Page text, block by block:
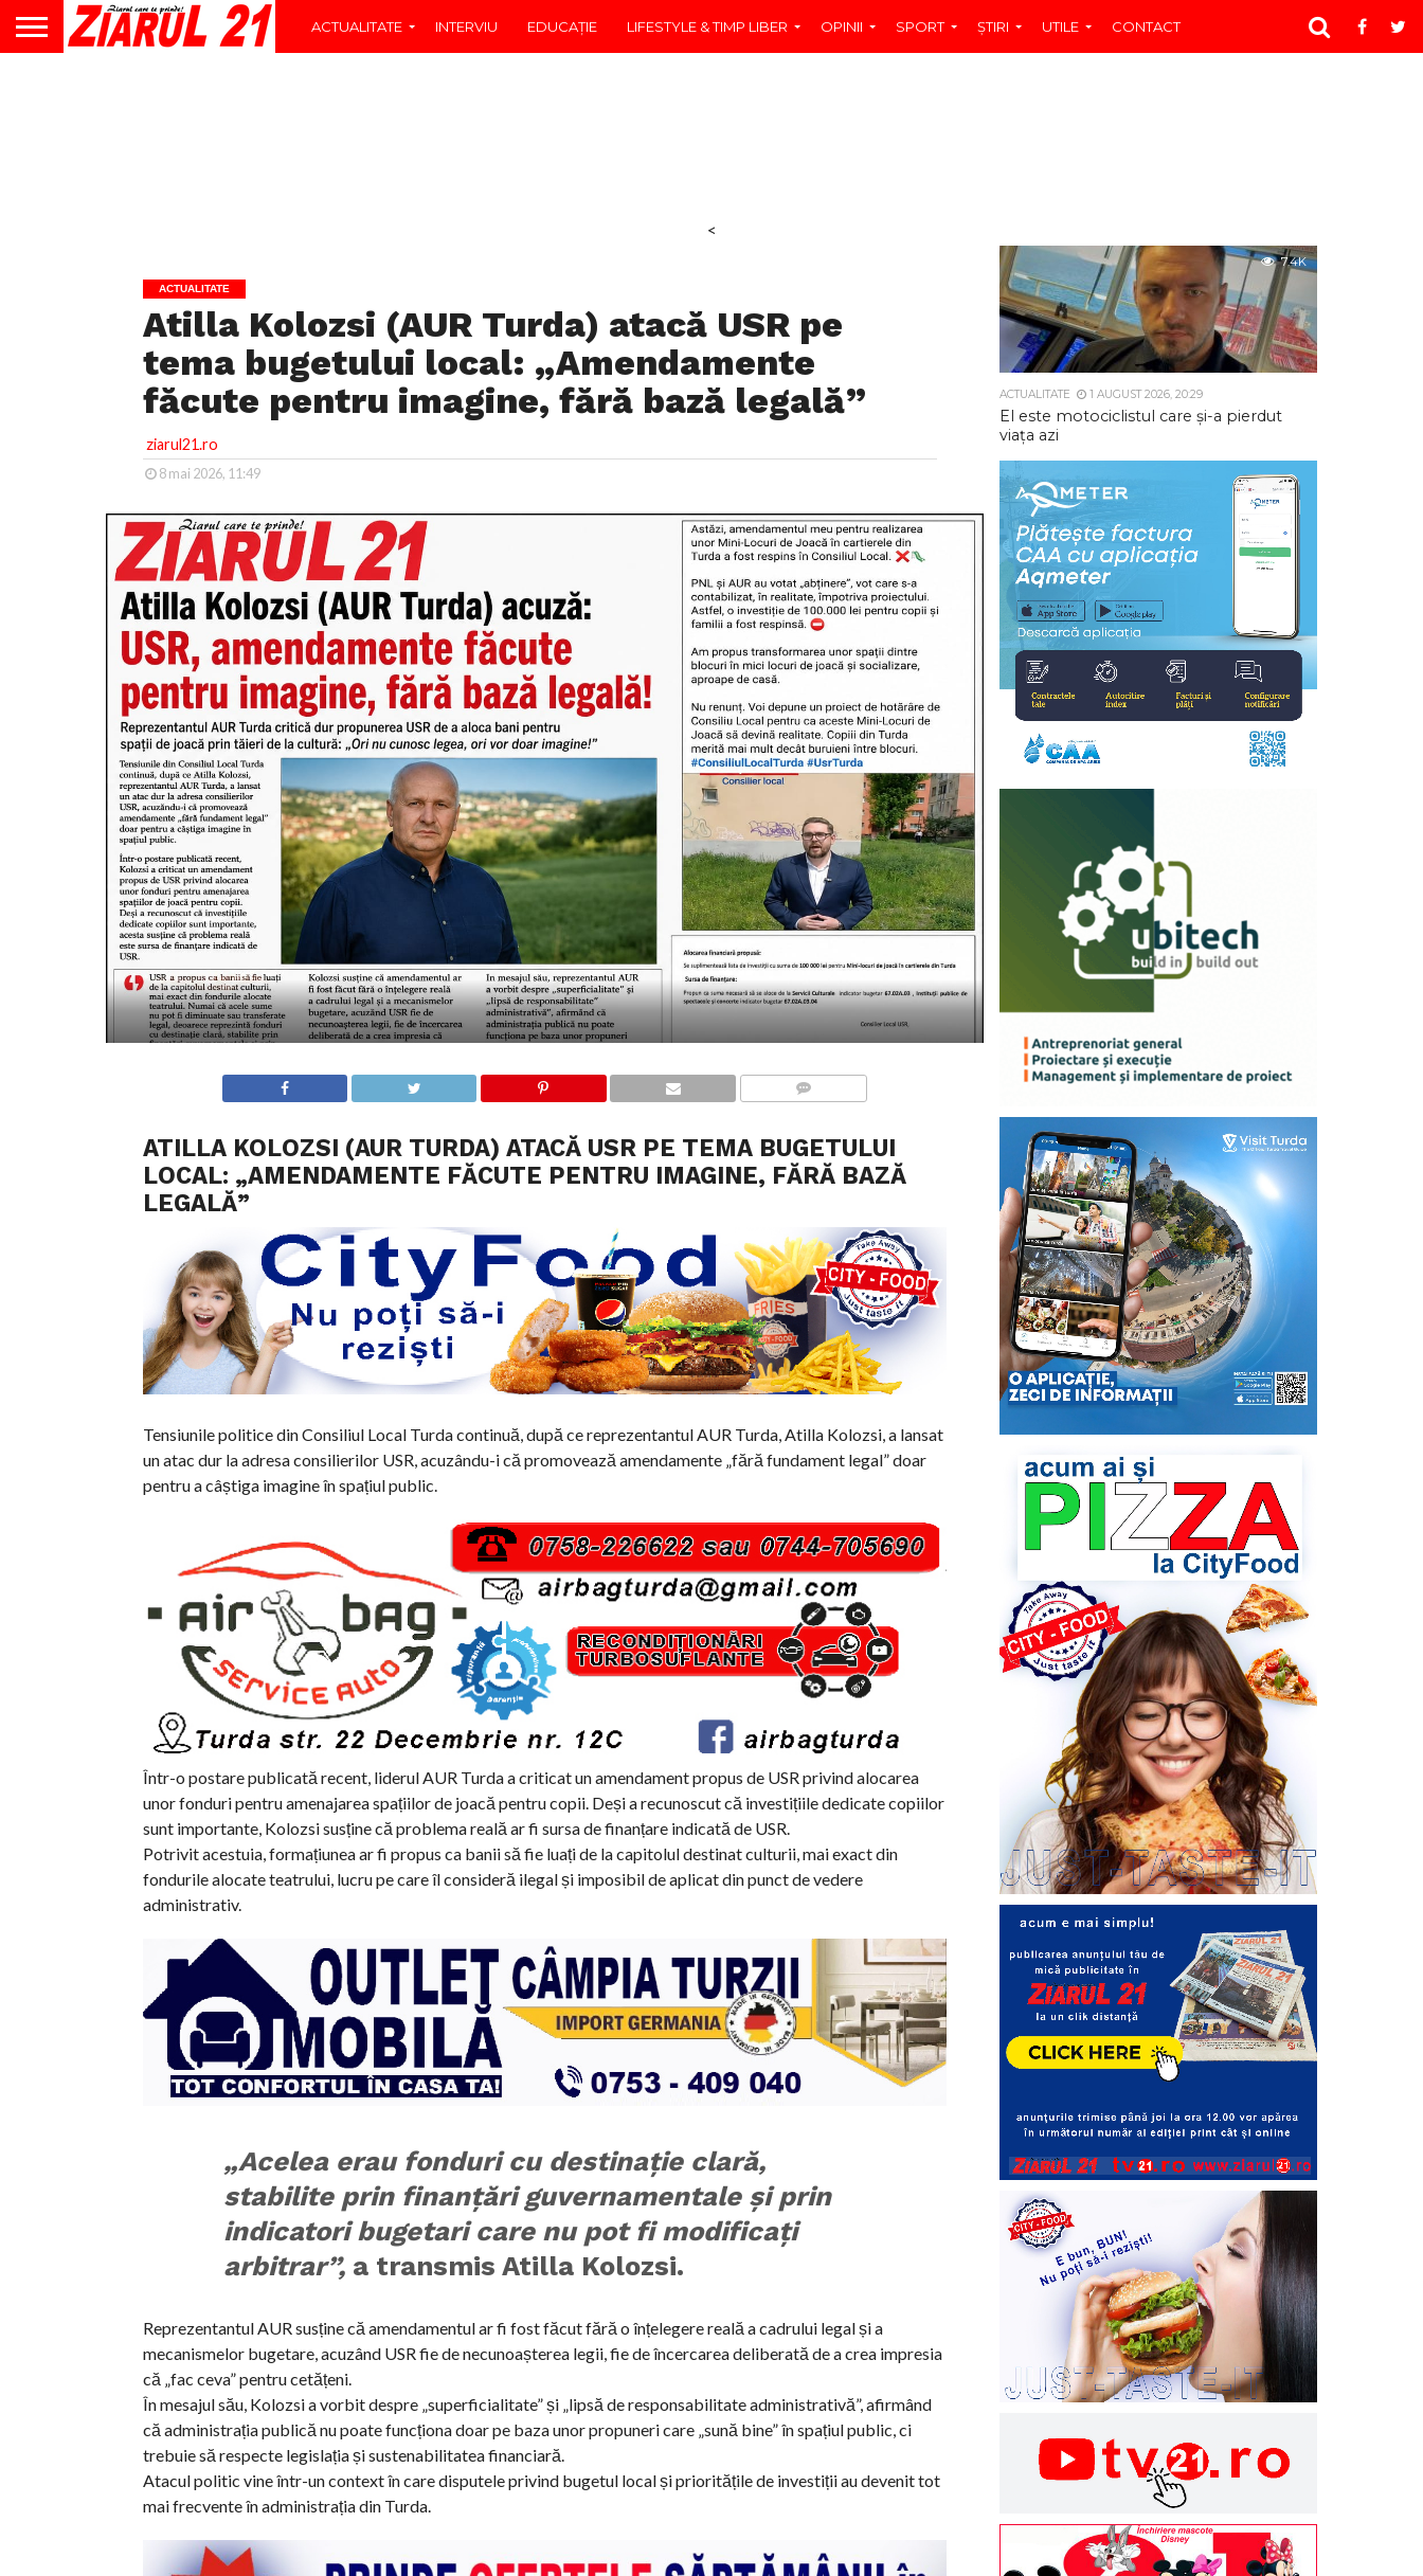
ACTUALITATE INTERVIU EDUCAŢIE LIFESTYLE & TIMP LIBER OPINII SPORT ŞTIRI UTILE CONTACT
<
ACTUALITATE
Atilla Kolozsi (AUR Turda) atacă USR pe
tema bugetului local: „Amendamente
făcute pentru imagine, fără bază legală”
ziarul21.ro
8 mai 2026, 11:49
ATILLA KOLOZSI (AUR TURDA) ATACĂ USR PE TEMA BUGETULUI
LOCAL: „AMENDAMENTE FĂCUTE PENTRU IMAGINE, FĂRĂ BAZĂ
LEGALĂ”
Tensiunile politice din Consiliul Local Turda continuă, după ce reprezentantul AUR Turda, Atilla Kolozsi, a lansat
un atac dur la adresa consilierilor USR, acuzându-i că promovează amendamente „fără fundament legal” doar
pentru a câștiga imagine în spațiul public.
Într-o postare publicată recent, liderul AUR Turda a criticat un amendament propus de USR privind alocarea
unor fonduri pentru amenajarea spațiilor de joacă pentru copii. Deși a recunoscut că investițiile dedicate copiilor
sunt importante, Kolozsi susține că problema reală ar fi sursa de finanțare indicată de USR.
Potrivit acestuia, formațiunea ar fi propus ca banii să fie luați de la capitolul destinat culturii, mai exact din
fondurile alocate teatrului, lucru pe care îl consideră ilegal și imposibil de aplicat din punct de vedere
administrativ.
„Acelea erau fonduri cu destinație clară,
stabilite prin finanțări guvernamentale și prin
indicatori bugetari care nu pot fi modificați
arbitrar”,a transmis Atilla Kolozsi.
Reprezentantul AUR susține că amendamentul ar fi fost făcut fără o înțelegere reală a cadrului legal și a
mecanismelor bugetare, acuzând USR fie de necunoașterea legii, fie de încercarea deliberată de a crea impresia
că „fac ceva” pentru cetățeni.
În mesajul său, Kolozsi a vorbit despre „superficialitate” și „lipsă de responsabilitate administrativă”, afirmând
că administrația publică nu poate funcționa doar pe baza unor propuneri care „sună bine” în spațiul public, ci
trebuie să respecte legislația și sustenabilitatea financiară.
Atacul politic vine într-un context în care disputele privind bugetul local și prioritățile de investiții au devenit tot
mai frecvente în administrația din Turda.
7.4K
ACTUALITATE 1 AUGUST 2026, 20:29
El este motociclistul care și-a pierdut
viața azi